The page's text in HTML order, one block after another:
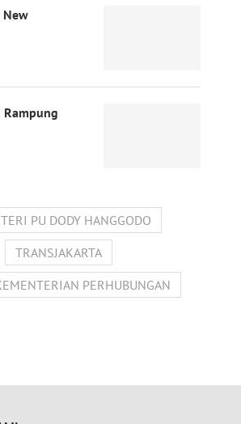
New
Rampung
PU DODY HANGGODO
TRANSJAKARTA
PERHUBUNGAN